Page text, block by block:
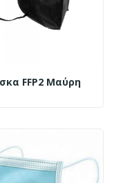
FFP2 Μαύρη